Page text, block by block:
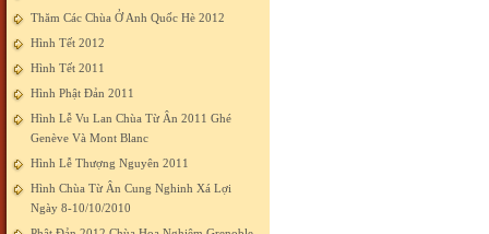
Thăm Các Chùa Ở Anh Quốc Hè 2012
Hình Tết 2012
Hình Tết 2011
Hình Phật Đản 2011
Hình Lễ Vu Lan Chùa Từ Ân 2011 Ghé
Genève Và Mont Blanc
Hình Lễ Thượng Nguyên 2011
Hình Chùa Từ Ân Cung Nghinh Xá Lợi
Ngày 8-10/10/2010